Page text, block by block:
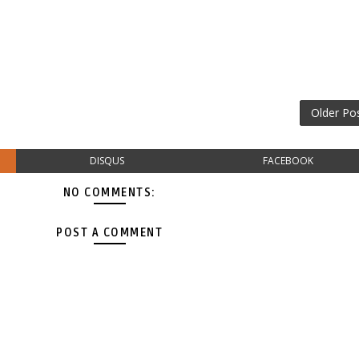
Older
DISQUS FACEBOOK
NO COMMENTS:
POST A COMMENT